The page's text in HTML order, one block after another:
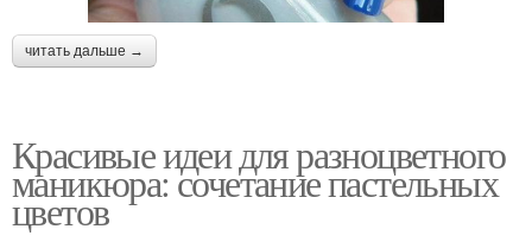
читать дальше →
Красивые идеи для разноцветного
маникюра: сочетание пастельных
цветов